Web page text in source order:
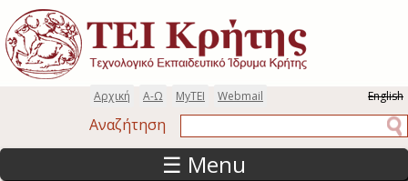
Παράκαμψη προς το κυρίως περιεχόμενο
English
Webmail
MyTEI
Α-Ω
Αρχική
Αναζήτηση
☰ Menu